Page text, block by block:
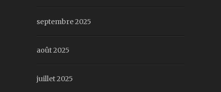
septembre 2025
août 2025
juillet 2025